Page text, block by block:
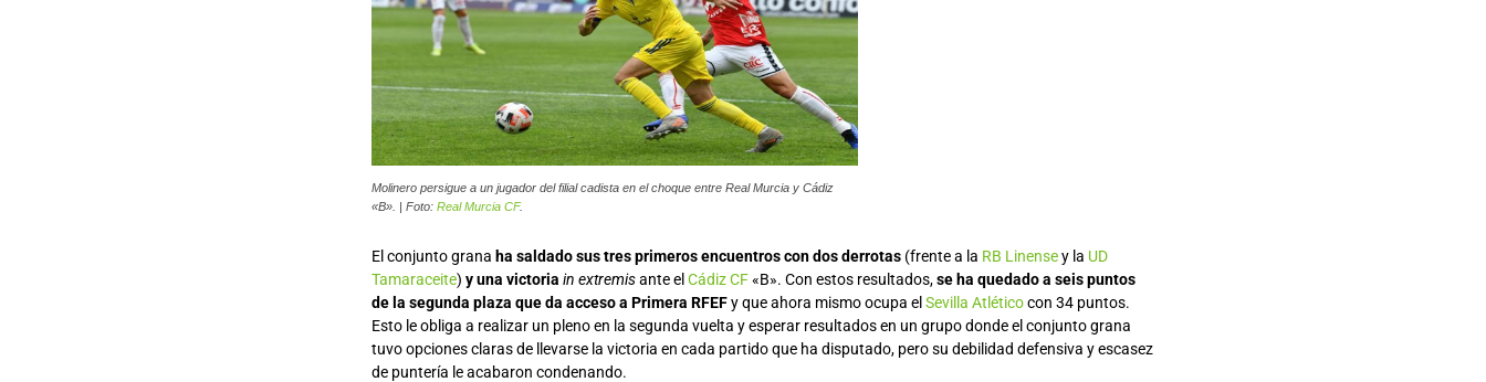
Molinero persigue a un jugador del filial cadista en el choque entre Real Murcia y Cádiz
«B». | Foto: Real Murcia CF.
El conjunto grana ha saldado sus tres primeros encuentros con dos derrotas (frente a la RB Linensey la UD
Tamaraceite) y una victoria in extremisante el Cádiz CF«B». Con estos resultados,se ha quedado a seis puntos
de la segunda plaza que da acceso a Primera RFEFy que ahora mismo ocupa el Sevilla Atléticocon 34 puntos.
Esto le obliga a realizar un pleno en la segunda vuelta y esperar resultados en un grupo donde el conjunto grana
tuvo opciones claras de llevarse la victoria en cada partido que ha disputado, pero su debilidad defensiva y escasez
de puntería le acabaron condenando.